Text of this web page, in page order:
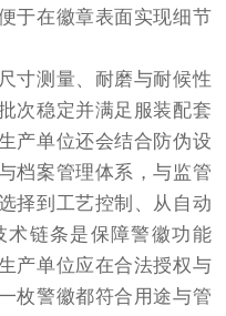
于在徽章表面实现细节
寸测量、耐磨与耐候性
次稳定并满足服装配套
产单位还会结合防伪设
档案管理体系，与监管
择到工艺控制、从自动
术链条是保障警徽功能
产单位应在合法授权与
枚警徽都符合用途与管